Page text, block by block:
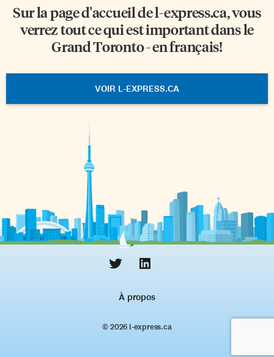
Sur la page d'accueil del-express.ca, vous
verrez tout ce qui est important dans le
Grand Toronto - en français!
VOIR L-EXPRESS.CA
À propos
© 2026 l‑express.ca